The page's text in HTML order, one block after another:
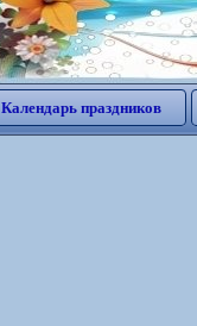
Календарь праздников